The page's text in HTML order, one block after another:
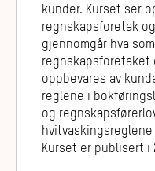
kunder. Kurset ser
regnskapsforetak
gjennomgår hva
regnskapsforetaket
oppbevares av
reglene i
og
Kurset er publisert i